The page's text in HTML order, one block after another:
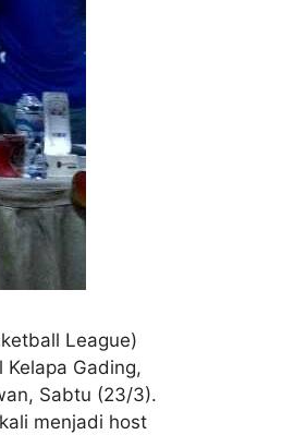
League)
Gading,
Sabtu (23/3).
menjadi host